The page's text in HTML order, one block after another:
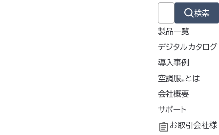
検索
製品一覧
デジタルカタログ
導入事例
導入事例
共同開発
工場シミュレーシ
ョン
空調服🄬 とは
空調服 ®とは
開発秘話
会社概要
企業理念
会社概要
サポート
よくあるご質問
お取引会社様
シルバー、ブルー、ネイビー